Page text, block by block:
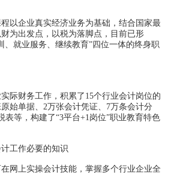
以企业真实经济业务为基础，结合国家最
为出发点，以税为落脚点，目前已形
、就业服务、继续教育”四位一体的终身职
际财务工作，积累了15个行业会计岗位的
始单据、2万张会计凭证、7万条会计分
表等，构建了“3平台+1岗位”职业教育特色
工作必要的知识
网上实操会计技能，掌握多个行业企业全